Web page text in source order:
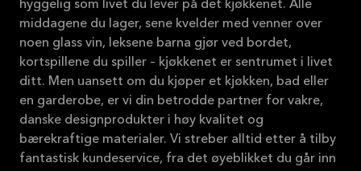
Få 50% på
benkeplaten*
Tilbudet er gyldig til
Se mer
hyggelig som livet du lever på det kjøkkenet. Alle
middagene du lager, sene kvelder med venner over
noen glass vin, leksene barna gjør ved bordet,
kortspillene du spiller – kjøkkenet er sentrumet i livet
ditt. Men uansett om du kjøper et kjøkken, bad eller
en garderobe, er vi din betrodde partner for vakre,
danske designprodukter i høy kvalitet og
bærekraftige materialer. Vi streber alltid etter å tilby
fantastisk kundeservice, fra det øyeblikket du går inn